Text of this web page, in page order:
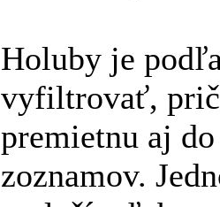
Holuby je
vyfiltrovať,
premietnu aj
zoznamov.